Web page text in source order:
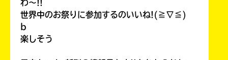
わ〜!!
世界中のお祭りに参加するのいいね!(≧∇≦)
b
楽しそう